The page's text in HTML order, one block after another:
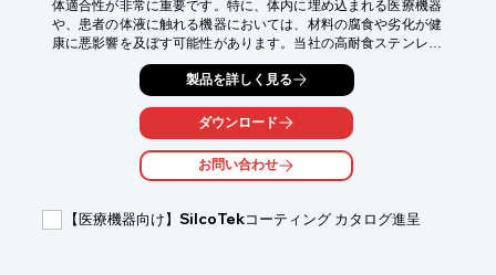
体適合性が非常に重要です。特に、体内に埋め込まれる医療機器
や、患者の体液に触れる機器においては、材料の腐食や劣化が健
康に悪影響を及ぼす可能性があります。当社の高耐食ステンレス
SUS316製ブラインドリベットは、高い耐食性と生体適合性を有
し、医療機器の安全性向上に貢献します。
【活用シーン】
・インプラント
・医療用電子機器
・腐食による異物混入のリスクを低減
製品を詳しく見る
ダウンロード
お問い合わせ
【医療機器向け】SilcoTekコーティング カタログ進呈